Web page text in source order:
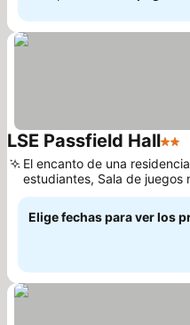
LSE Passfield Hall2
El encanto de una
estudiantes, Sala de juegos
divertida
Elige fechas para ver los